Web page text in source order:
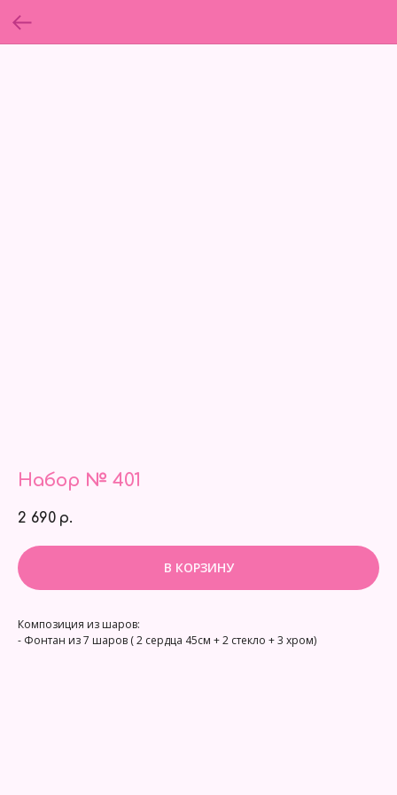
Набор № 401
2 690 р.
В КОРЗИНУ
Композиция из шаров:
- Фонтан из 7 шаров ( 2 сердца 45см + 2 стекло + 3 хром)